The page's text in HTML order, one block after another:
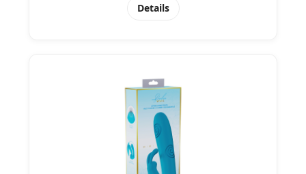
Details